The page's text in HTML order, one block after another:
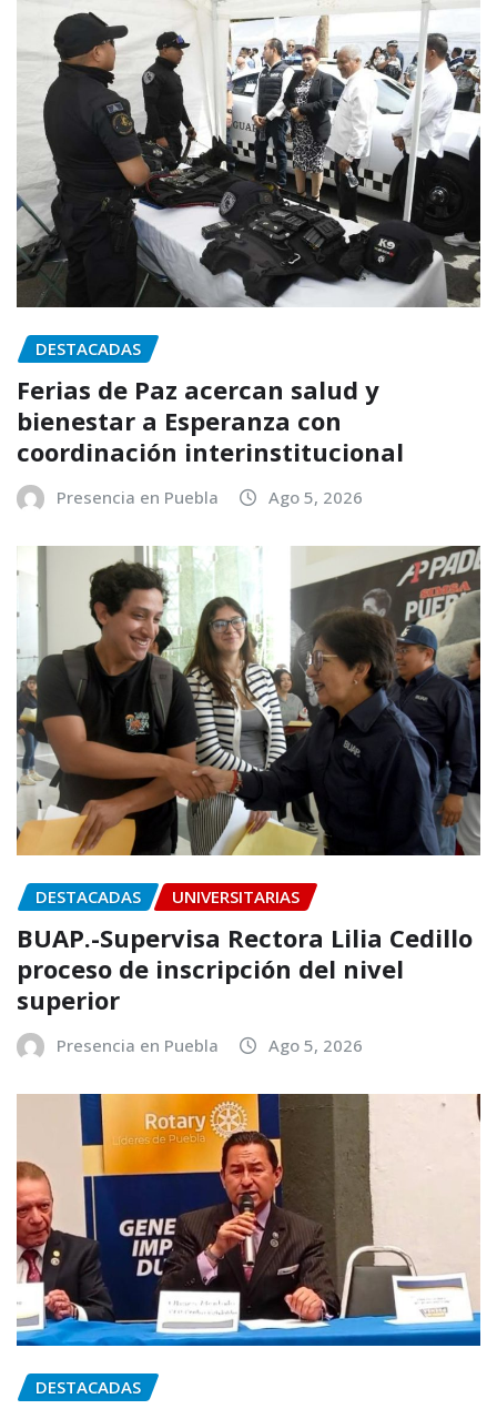
DESTACADAS
Ferias de Paz acercan salud y
bienestar a Esperanza con
coordinación interinstitucional
Presencia en Puebla Ago 5, 2026
DESTACADAS UNIVERSITARIAS
BUAP.-Supervisa Rectora Lilia Cedillo
proceso de inscripción del nivel
superior
Presencia en Puebla Ago 5, 2026
DESTACADAS